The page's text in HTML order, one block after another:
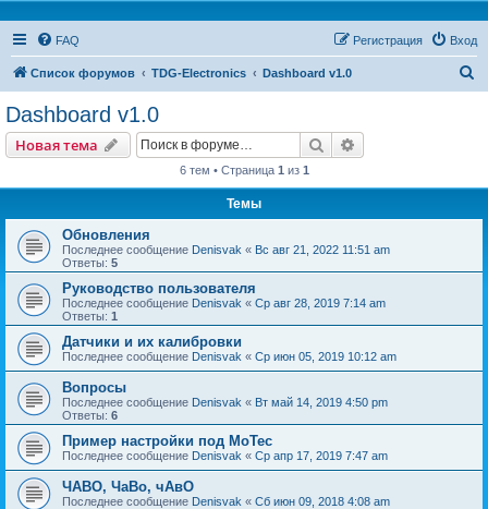
FAQ Вход
Регистрация
Список форумов TDG-Electronics Dashboard v1.0
Dashboard v1.0
Новая тема Поиск
6 тем • Страница 1 из 1
Темы
Обновления
Последнее сообщение Denisvak « Вс авг 21, 2022 11:51 am
Ответы: 5
Руководство пользователя
Последнее сообщение Denisvak « Ср авг 28, 2019 7:14 am
Ответы: 1
Датчики и их калибровки
Последнее сообщение Denisvak « Ср июн 05, 2019 10:12 am
Вопросы
Последнее сообщение Denisvak « Вт май 14, 2019 4:50 pm
Ответы: 6
Пример настройки под MoTec
Последнее сообщение Denisvak « Ср апр 17, 2019 7:47 am
ЧАВО, ЧаВо, чАвО
Последнее сообщение Denisvak « Сб июн 09, 2018 4:08 am